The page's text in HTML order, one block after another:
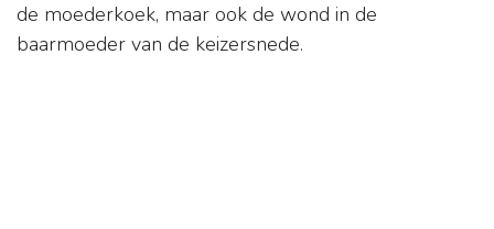
de moederkoek, maar ook de wond in de
baarmoeder van de keizersnede.